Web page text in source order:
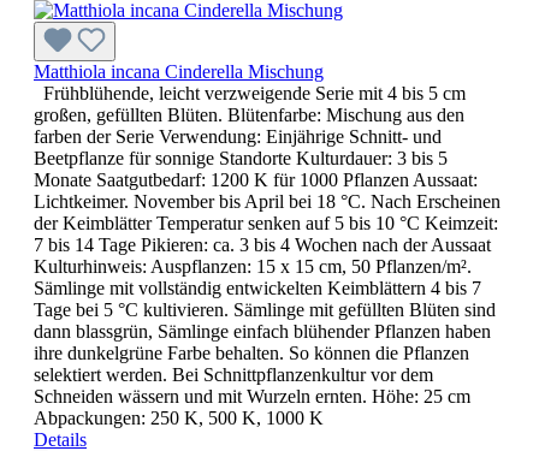
Matthiola incana Cinderella Mischung
Frühblühende, leicht verzweigende Serie mit 4 bis 5 cm
großen, gefüllten Blüten. Blütenfarbe: Mischung aus den
farben der Serie Verwendung: Einjährige Schnitt- und
Beetpflanze für sonnige Standorte Kulturdauer: 3 bis 5
Monate Saatgutbedarf: 1200 K für 1000 Pflanzen Aussaat:
Lichtkeimer. November bis April bei 18 °C. Nach Erscheinen
der Keimblätter Temperatur senken auf 5 bis 10 °C Keimzeit:
7 bis 14 Tage Pikieren: ca. 3 bis 4 Wochen nach der Aussaat
Kulturhinweis: Auspflanzen: 15 x 15 cm, 50 Pflanzen/m².
Sämlinge mit vollständig entwickelten Keimblättern 4 bis 7
Tage bei 5 °C kultivieren. Sämlinge mit gefüllten Blüten sind
dann blassgrün, Sämlinge einfach blühender Pflanzen haben
ihre dunkelgrüne Farbe behalten. So können die Pflanzen
selektiert werden. Bei Schnittpflanzenkultur vor dem
Schneiden wässern und mit Wurzeln ernten. Höhe: 25 cm
Abpackungen: 250 K, 500 K, 1000 K
Details